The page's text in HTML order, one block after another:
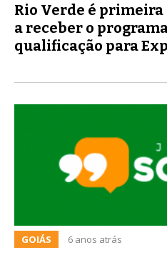
Rio Verde é
a receber o
qualificação para
GOIÁS 6 anos atrás